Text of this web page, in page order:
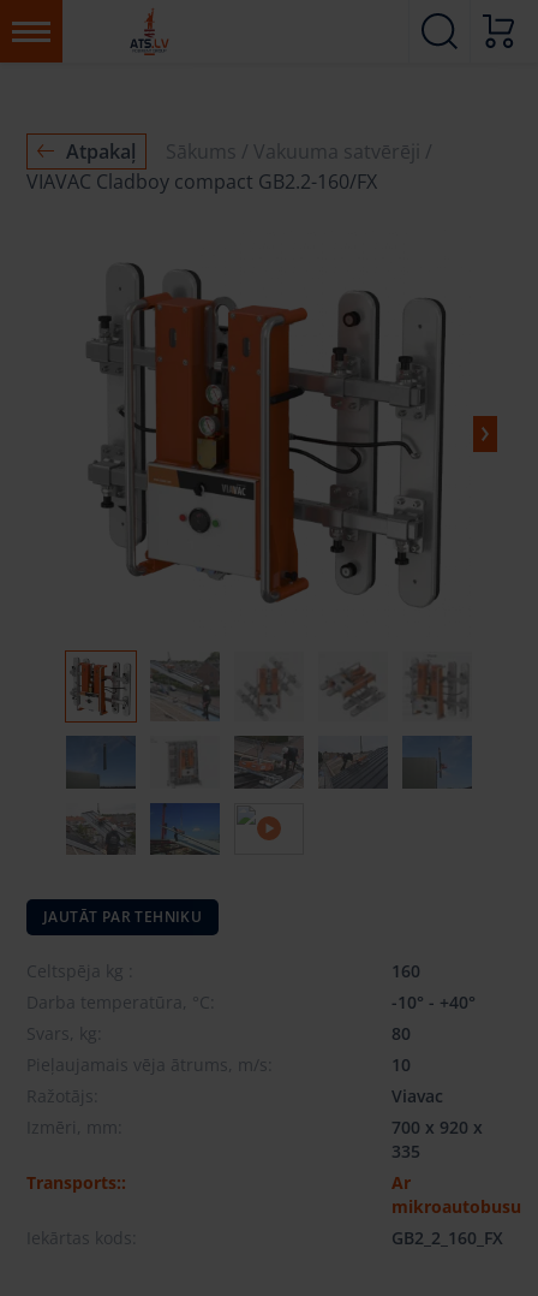
Atpakaļ Sākums
Vakuuma satvērēji
VIAVAC Cladboy compact GB2.2-160/FX
JAUTĀT PAR TEHNIKU
Celtspēja kg :
160
Darba temperatūra, °C:
-10° - +40°
Svars, kg:
80
Pieļaujamais vēja ātrums, m/s:
10
Ražotājs:
Viavac
Izmēri, mm:
700 x 920 x
335
Transports::
Ar
mikroautobusu
Iekārtas kods:
GB2_2_160_FX